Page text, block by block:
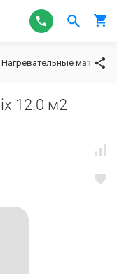
Нагревательные маты
12.0 м2